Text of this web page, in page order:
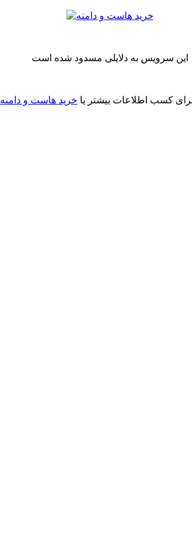
این سرویس به دلایلی مسدود شده است
کسب اطلاعات بیشتر یا خرید هاست و دامنه